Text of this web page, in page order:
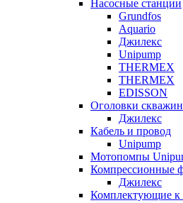
Насосные станции
Grundfos
Aquario
Джилекс
Unipump
THERMEX
THERMEX
EDISSON
Оголовки
Джилекс
Кабель и провод
Unipump
Мотопомпы
Компрессионные
Джилекс
Комплектующие к